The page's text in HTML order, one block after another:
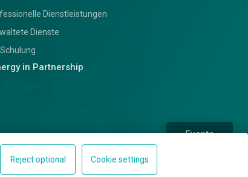
Dienstleistungen
Dienste
Schulung
in Partnership
Events
Reject optional Cookie settings